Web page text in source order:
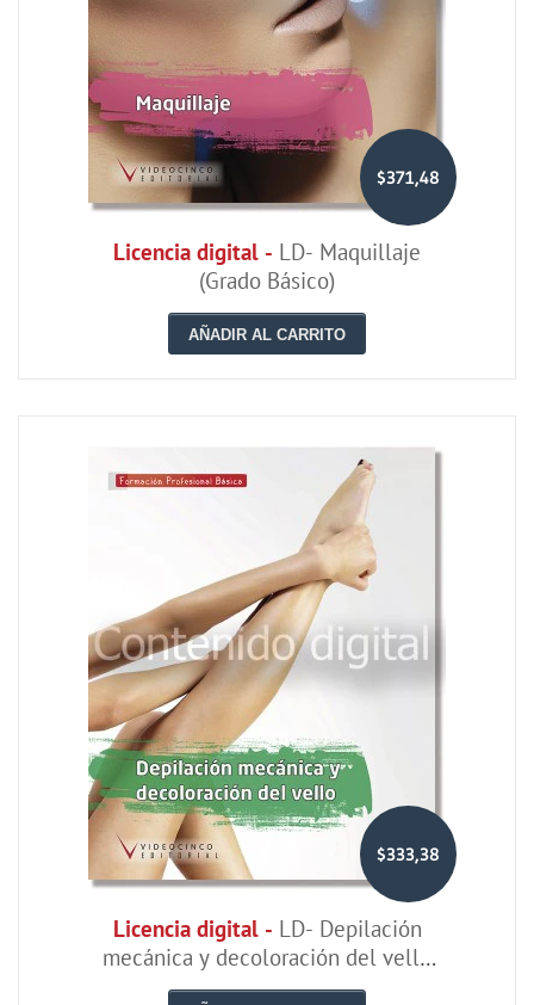
$371,48
Licencia digital - LD- Maquillaje
(Grado Básico)
AÑADIR AL CARRITO
$333,38
Licencia digital - LD- Depilación
mecánica y decoloración del vello
(Grado Básico)